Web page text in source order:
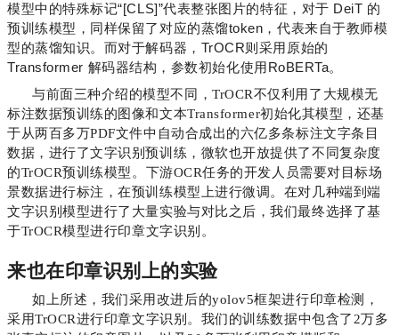
模型中的特殊标记“[CLS]”代表整张图片的特征，对于 DeiT 的
预训练模型，同样保留了对应的蒸馏token，代表来自于教师模
型的蒸馏知识。而对于解码器，TrOCR则采用原始的
Transformer 解码器结构，参数初始化使用RoBERTa。
与前面三种介绍的模型不同，TrOCR不仅利用了大规模无
标注数据预训练的图像和文本Transformer初始化其模型，还基
于从两百多万PDF文件中自动合成出的六亿多条标注文字条目
数据，进行了文字识别预训练，微软也开放提供了不同复杂度
的TrOCR预训练模型。下游OCR任务的开发人员需要对目标场
景数据进行标注，在预训练模型上进行微调。在对几种端到端
文字识别模型进行了大量实验与对比之后，我们最终选择了基
于TrOCR模型进行印章文字识别。
来也在印章识别上的实验
如上所述，我们采用改进后的yolov5框架进行印章检测，
采用TrOCR进行印章文字识别。我们的训练数据中包含了2万多